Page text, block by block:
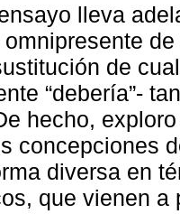
lleva
de
“debería”-
hecho,
concepciones
diversa en
que vienen